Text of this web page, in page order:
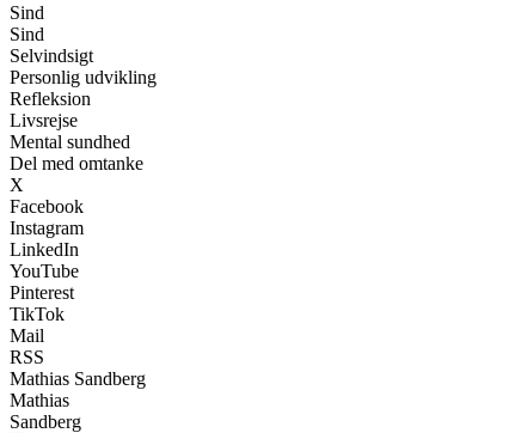
Sind
Sind
Selvindsigt
Personlig udvikling
Refleksion
Livsrejse
Mental sundhed
Del med omtanke
X
Facebook
Instagram
LinkedIn
YouTube
Pinterest
TikTok
Mail
RSS
Mathias Sandberg
Mathias
Sandberg